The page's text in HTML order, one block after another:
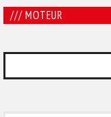
/// MOTEUR